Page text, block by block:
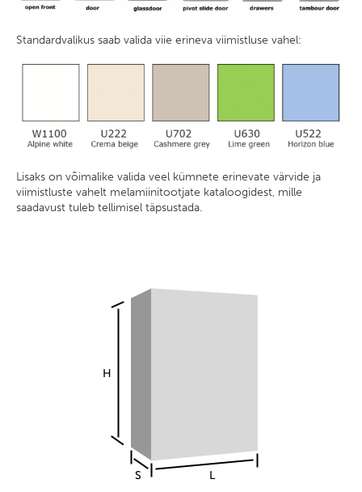
Standardvalikus saab valida viie erineva viimistluse vahel:
Lisaks on võimalike valida veel kümnete erinevate värvide ja
viimistluste vahelt melamiinitootjate kataloogidest, mille
saadavust tuleb tellimisel täpsustada.